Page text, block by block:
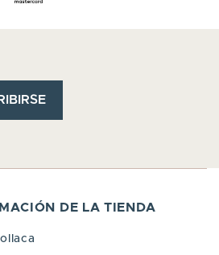
DE LA TIENDA